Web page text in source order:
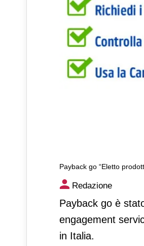
Payback go “Eletto
Payback go
engagement
Redazione
Payback go è
engagement
in Italia.